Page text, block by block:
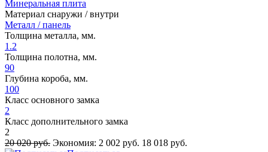
Минеральная плита
Материал снаружи / внутри
Металл / панель
Толщина металла, мм.
1.2
Толщина полотна, мм.
90
Глубина короба, мм.
100
Класс основного замка
2
Класс дополнительного замка
2
20 020 руб. Экономия: 2 002 руб. 18 018 руб.